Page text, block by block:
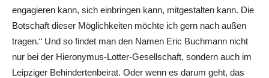
engagieren kann, sich einbringen kann, mitgestalten kann. Die
Botschaft dieser Möglichkeiten möchte ich gern nach außen
tragen.“ Und so findet man den Namen Eric Buchmann nicht
nur bei der Hieronymus-Lotter-Gesellschaft, sondern auch im
Leipziger Behindertenbeirat. Oder wenn es darum geht, das